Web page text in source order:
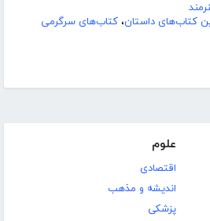
کتاب‌های داستان، کتاب‌های سرگرمی
علوم
اقتصادی
اندیشه و مذهب
پزشکی